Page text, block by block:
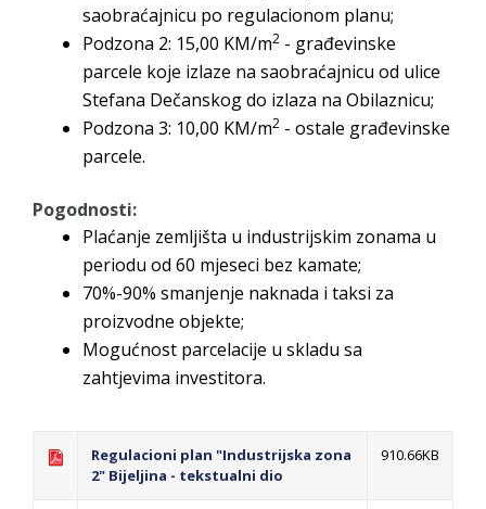
saobraćajnicu po regulacionom planu;
Podzona 2: 15,00 KM/m2 - građevinske
parcele koje izlaze na saobraćajnicu od ulice
Stefana Dečanskog do izlaza na Obilaznicu;
Podzona 3: 10,00 KM/m2 - ostale građevinske
parcele.
Pogodnosti:
Plaćanje zemljišta u industrijskim zonama u
periodu od 60 mjeseci bez kamate;
70%-90% smanjenje naknada i taksi za
proizvodne objekte;
Mogućnost parcelacije u skladu sa
zahtjevima investitora.
Regulacioni plan "Industrijska zona
2" Bijeljina - tekstualni dio
910.66KB